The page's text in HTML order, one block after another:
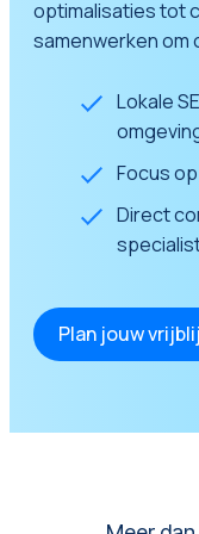
optimalisaties tot
samenwerken om
Lokale
Focus
Direct
Plan jouw